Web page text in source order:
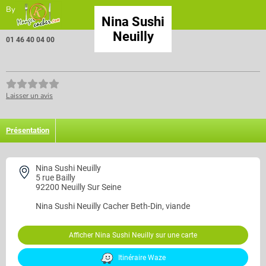
By
Nina Sushi
Neuilly
01 46 40 04 00
Laisser un avis
Présentation
Nina Sushi Neuilly
5 rue Bailly
92200 Neuilly Sur Seine
Nina Sushi NeuillyCacher Beth-Din, viande
Afficher Nina Sushi Neuilly sur une carte
Itinéraire Waze